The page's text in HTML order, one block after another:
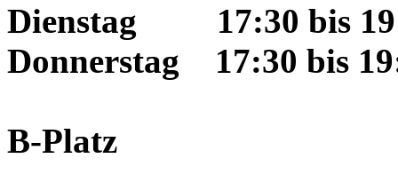
Dienstag 17:30 bis
Donnerstag 17:30 bis
B-Platz